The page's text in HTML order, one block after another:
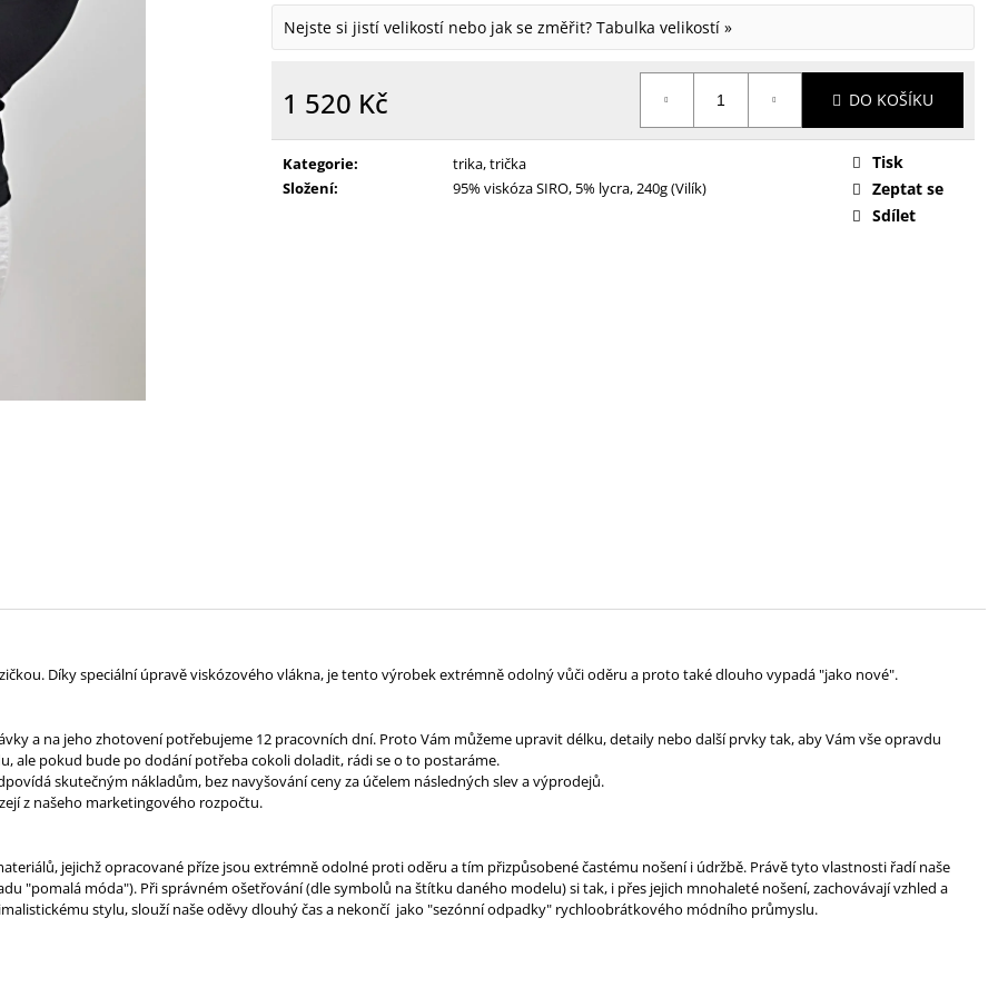
Nejste si jistí velikostí nebo jak se změřit? Tabulka velikostí »
1 520 Kč DO KOŠÍKU
Kategorie:
trika, trička
Složení: 95% viskóza SIRO, 5% lycra, 240g (Vilík)
Tisk
Zeptat se
Sdílet
Díky speciální úpravě viskózového vlákna, je tento výrobek extrémně odolný vůči oděru a proto také dlouho vypadá "jako nové".
a na jeho zhotovení potřebujeme 12 pracovních dní. Proto Vám můžeme upravit délku, detaily nebo další prvky tak, aby Vám vše opravdu
ale pokud bude po dodání potřeba cokoli doladit, rádi se o to postaráme.
skutečným nákladům, bez navyšování ceny za účelem následných slev a výprodejů.
z našeho marketingového rozpočtu.
jejichž opracované příze jsou extrémně odolné proti oděru a tím přizpůsobené častému nošení i údržbě. Právě tyto vlastnosti řadí naše
"pomalá móda"). Při správném ošetřování (dle symbolů na štítku daného modelu) si tak, i přes jejich mnohaleté nošení, zachovávají vzhled a
stylu, slouží naše oděvy dlouhý čas a nekončí jako "sezónní odpadky" rychloobrátkového módního průmyslu.